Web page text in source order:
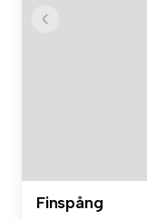
Finspång